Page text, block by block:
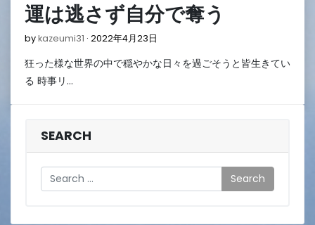
運は逃さず自分で奪う
bykazeumi31 2022年4月23日
4
狂った様な世界の中で穏やかな日々を過ごそうと皆生きてい
る 時事リ…
SEARCH
Search